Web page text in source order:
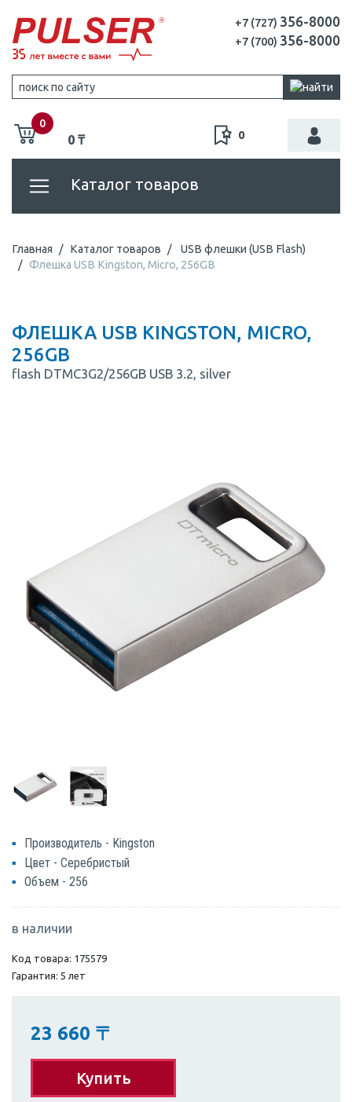
+7 (727) 356-8000
+7 (700) 356-8000
0
0 ₸ 0
Каталог товаров
Главная Каталог товаров
USB флешки (USB Flash)
Флешка USB Kingston, Micro, 256GB
ФЛЕШКА USB KINGSTON, MICRO,
256GB
flash DTMC3G2/256GB USB 3.2, silver
Производитель - Kingston
Цвет - Серебристый
Объем - 256
в наличии
Код товара: 175579
Гарантия: 5 лет
23 660 〒
Купить